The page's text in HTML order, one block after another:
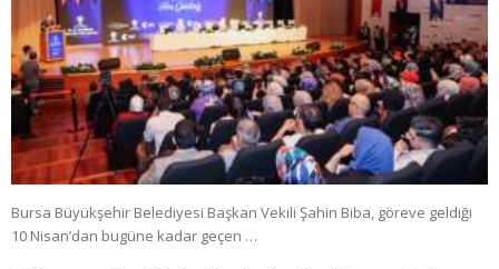
Bursa Büyükşehir Belediyesi Başkan Vekili Şahin Biba, göreve geldiği
10 Nisan’dan bugüne kadar geçen …